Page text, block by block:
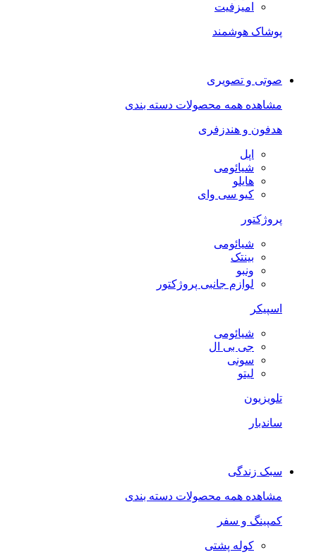
امیزفیت
پوشاک هوشمند
صوتی و تصویری
مشاهده همه محصولات دسته بندی
هدفون و هندزفری
اپل
شیائومی
هایلو
کیو سی وای
پروژکتور
شیائومی
بینتک
ونبو
لوازم جانبی پروژکتور
اسپیکر
شیائومی
جی بی ال
سونی
لیتو
تلویزیون
ساندبار
سبک زندگی
مشاهده همه محصولات دسته بندی
کمپینگ و سفر
کوله پشتی